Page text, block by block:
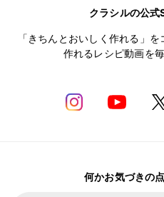
クラシルの公式
「きちんとおいしく作れる」
作れるレシピ動画を
何かお気づきの